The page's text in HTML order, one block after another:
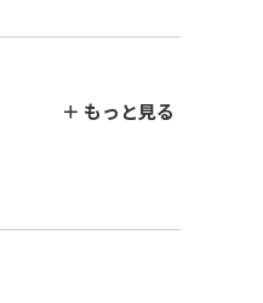
＋ もっと見る